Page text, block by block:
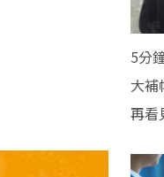
5分
大補
再看